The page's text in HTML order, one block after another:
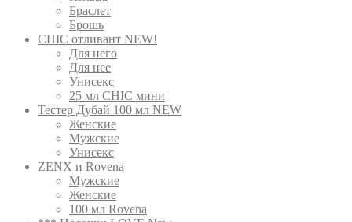
Браслет
Брошь
CHIC отливант NEW!
Для него
Для нее
Унисекс
25 мл CHIC мини
Тестер Дубай 100 мл NEW
Женские
Мужские
Унисекс
ZENX и Rovena
Мужские
Женские
100 мл Rovena